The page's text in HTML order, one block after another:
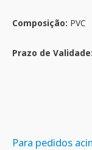
Composição: PVC
Prazo de Validade:
Para pedidos